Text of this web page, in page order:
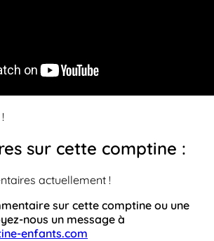
sur cette comptine :
actuellement !
sur cette comptine ou une
nous un message à
enfants.com